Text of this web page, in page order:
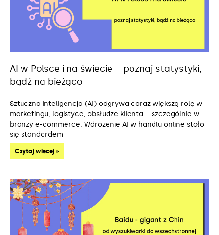
AI w Polsce i na świecie – poznaj statystyki,
bądź na bieżąco
Sztuczna inteligencja (AI) odgrywa coraz większą rolę w
marketingu, logistyce, obsłudze klienta – szczególnie w
branży e-commerce. Wdrożenie AI w handlu online stało
się standardem
Czytaj więcej »